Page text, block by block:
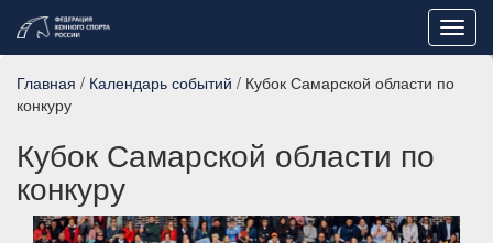
Главная / Календарь событий / Кубок Самарской области по
конкуру
Кубок Самарской области по
конкуру